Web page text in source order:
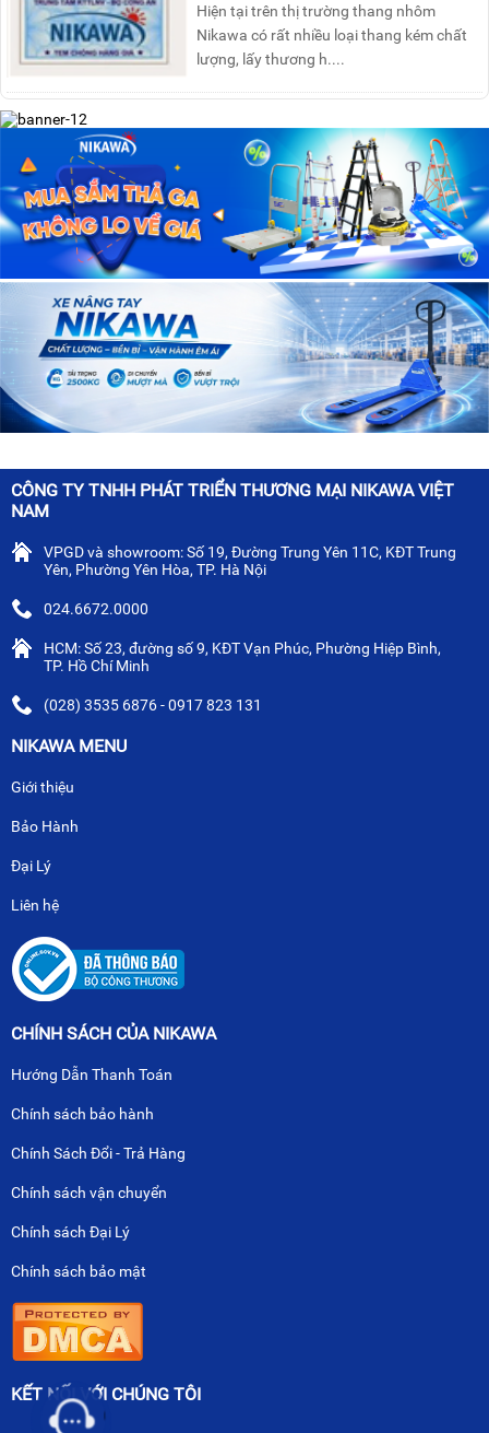
Hiện tại trên thị trường thang nhôm
Nikawa có rất nhiều loại thang kém chất
lượng, lấy thương h....
CÔNG TY TNHH PHÁT TRIỂN THƯƠNG MẠI NIKAWA VIỆT
NAM
VPGD và showroom: Số 19, Đường Trung Yên 11C, KĐT Trung
Yên, Phường Yên Hòa, TP. Hà Nội
024.6672.0000
HCM: Số 23, đường số 9, KĐT Vạn Phúc, Phường Hiệp Bình,
TP. Hồ Chí Minh
(028) 3535 6876 - 0917 823 131
NIKAWA MENU
Giới thiệu
Bảo Hành
Đại Lý
Liên hệ
CHÍNH SÁCH CỦA NIKAWA
Hướng Dẫn Thanh Toán
Chính sách bảo hành
Chính Sách Đổi - Trả Hàng
Chính sách vận chuyển
Chính sách Đại Lý
Chính sách bảo mật
KẾT NỐI VỚI CHÚNG TÔI